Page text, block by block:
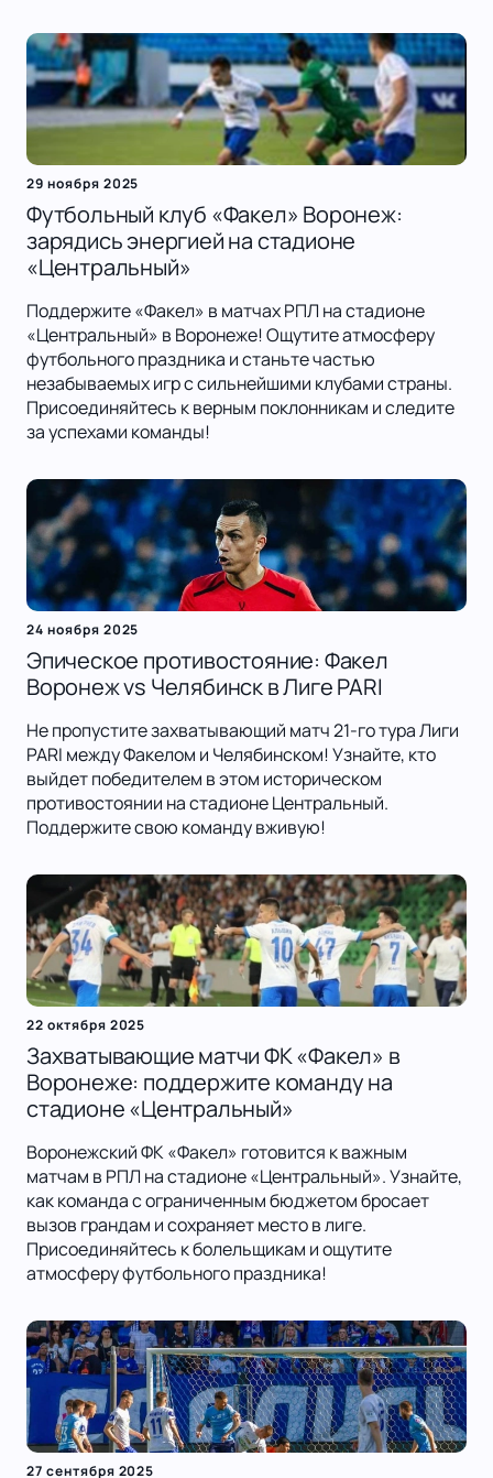
29 ноября 2025
Футбольный клуб «Факел» Воронеж:
зарядись энергией на стадионе
«Центральный»
Поддержите «Факел» в матчах РПЛ на стадионе
«Центральный» в Воронеже! Ощутите атмосферу
футбольного праздника и станьте частью
незабываемых игр с сильнейшими клубами страны.
Присоединяйтесь к верным поклонникам и следите
за успехами команды!
24 ноября 2025
Эпическое противостояние: Факел
Воронеж vs Челябинск в Лиге PARI
Не пропустите захватывающий матч 21-го тура Лиги
PARI между Факелом и Челябинском! Узнайте, кто
выйдет победителем в этом историческом
противостоянии на стадионе Центральный.
Поддержите свою команду вживую!
22 октября 2025
Захватывающие матчи ФК «Факел» в
Воронеже: поддержите команду на
стадионе «Центральный»
Воронежский ФК «Факел» готовится к важным
матчам в РПЛ на стадионе «Центральный». Узнайте,
как команда с ограниченным бюджетом бросает
вызов грандам и сохраняет место в лиге.
Присоединяйтесь к болельщикам и ощутите
атмосферу футбольного праздника!
27 сентября 2025